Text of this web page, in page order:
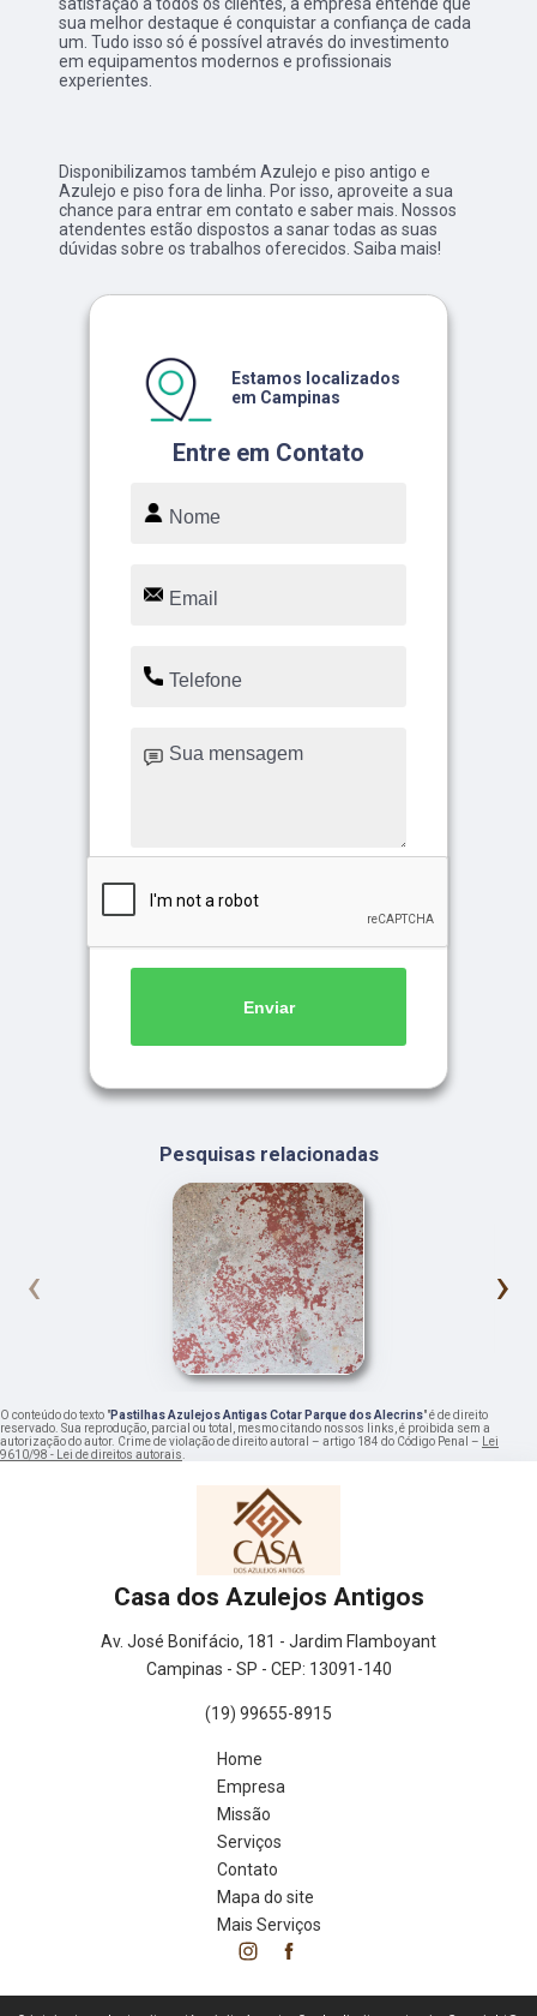
satisfação a todos os clientes, a empresa entende que
sua melhor destaque é conquistar a confiança de cada
um. Tudo isso só é possível através do investimento
em equipamentos modernos e profissionais
experientes.
Disponibilizamos também Azulejo e piso antigo e
Azulejo e piso fora de linha. Por isso, aproveite a sua
chance para entrar em contato e saber mais. Nossos
atendentes estão dispostos a sanar todas as suas
dúvidas sobre os trabalhos oferecidos. Saiba mais!
Entre em Contato
Estamos localizados
em Campinas
Enviar
Pesquisas relacionadas
‹ ›
O conteúdo do texto "Pastilhas Azulejos Antigas Cotar Parque dos Alecrins" é de direito
reservado. Sua reprodução, parcial ou total, mesmo citando nossos links, é proibida sem a
autorização do autor. Crime de violação de direito autoral – artigo 184 do Código Penal –
Lei
9610/98 - Lei de direitos autorais
Casa dos Azulejos Antigos
Av. José Bonifácio, 181 - Jardim Flamboyant
Campinas - SP - CEP: 13091-140
(19) 99655-8915
Home
Empresa
Missão
Serviços
Contato
Mapa do site
Mais Serviços